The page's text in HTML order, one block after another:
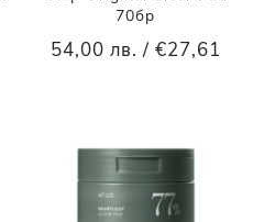
70бр
54,00 лв. / €27,61